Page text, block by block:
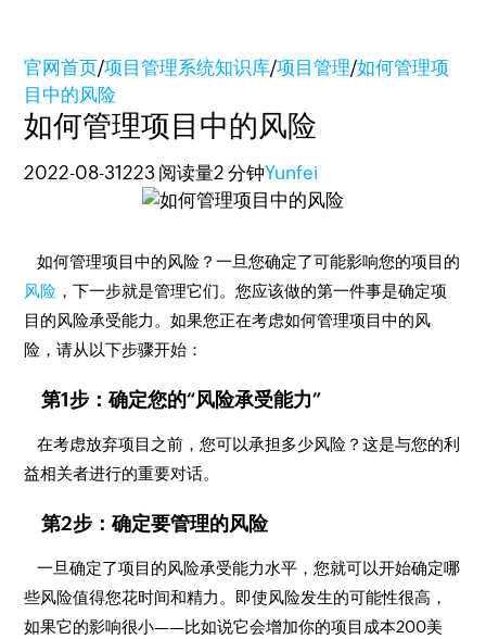
官网首页/项目管理系统知识库/项目管理/如何管理项
目中的风险
如何管理项目中的风险
2022-08-31223 阅读量2 分钟Yunfei
如何管理项目中的风险？一旦您确定了可能影响您的项目的
风险 ，下一步就是管理它们。您应该做的第一件事是确定项
目的风险承受能力。如果您正在考虑如何管理项目中的风
险，请从以下步骤开始：
第1步：确定您的“风险承受能力”
在考虑放弃项目之前，您可以承担多少风险？这是与您的利
益相关者进行的重要对话。
第2步：确定要管理的风险
一旦确定了项目的风险承受能力水平，您就可以开始确定哪
些风险值得您花时间和精力。即使风险发生的可能性很高，
如果它的影响很小——比如说它会增加你的项目成本200美